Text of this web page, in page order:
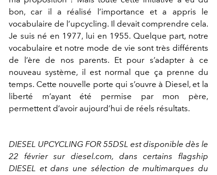
bon, car il a réalisé l’importance et a appris le
vocabulaire de l’upcycling. Il devait comprendre cela.
Je suis né en 1977, lui en 1955. Quelque part, notre
vocabulaire et notre mode de vie sont très différents
de l’ère de nos parents. Et pour s’adapter à ce
nouveau système, il est normal que ça prenne du
temps. Cette nouvelle porte qui s’ouvre à Diesel, et la
liberté m’ayant été permise par mon père,
permettent d’avoir aujourd’hui de réels résultats.
DIESEL UPCYCLING FOR 55DSL est disponible dès le
22 février sur diesel.com, dans certains flagship
DIESEL et dans une sélection de multimarques du